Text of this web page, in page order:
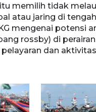
itu memilih tidak
atau jaring di
mengenai potensi
rossby) di
dan